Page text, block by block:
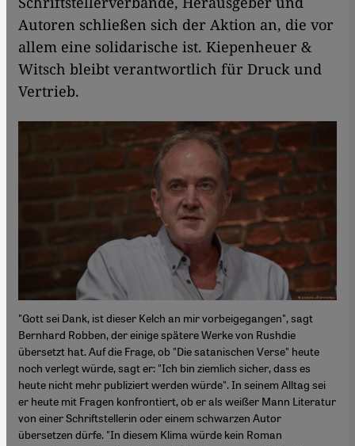
Autoren schließen sich der Aktion an, die vor
allem eine solidarische ist. Kiepenheuer &
Witsch bleibt verantwortlich für Druck und
Vertrieb.
"Gott sei Dank, ist dieser Kelch an mir vorbeigegangen", sagt
Bernhard Robben, der einige spätere Werke von Rushdie
übersetzt hat. Auf die Frage, ob "Die satanischen Verse" heute
noch verlegt würde, sagt er: "Ich bin ziemlich sicher, dass es
heute nicht mehr publiziert werden würde". In seinem Alltag sei
er heute mit Fragen konfrontiert, ob er als weißer Mann Literatur
von einer Schriftstellerin oder einem schwarzen Autor
übersetzen dürfe. "In diesem Klima würde kein Roman